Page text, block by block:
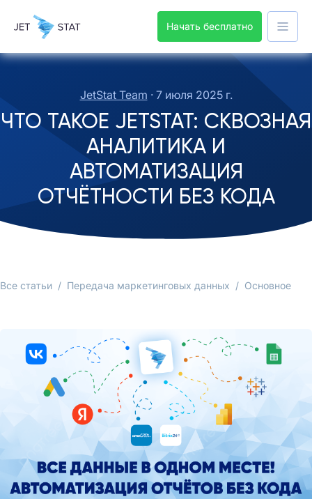
Начать бесплатно
JetStat Team · 7 июля 2025 г.
ЧТО ТАКОЕ JETSTAT: СКВОЗНАЯ
АНАЛИТИКА И
АВТОМАТИЗАЦИЯ
ОТЧЁТНОСТИ БЕЗ КОДА
Все статьи / Передача маркетинговых данных / Основное